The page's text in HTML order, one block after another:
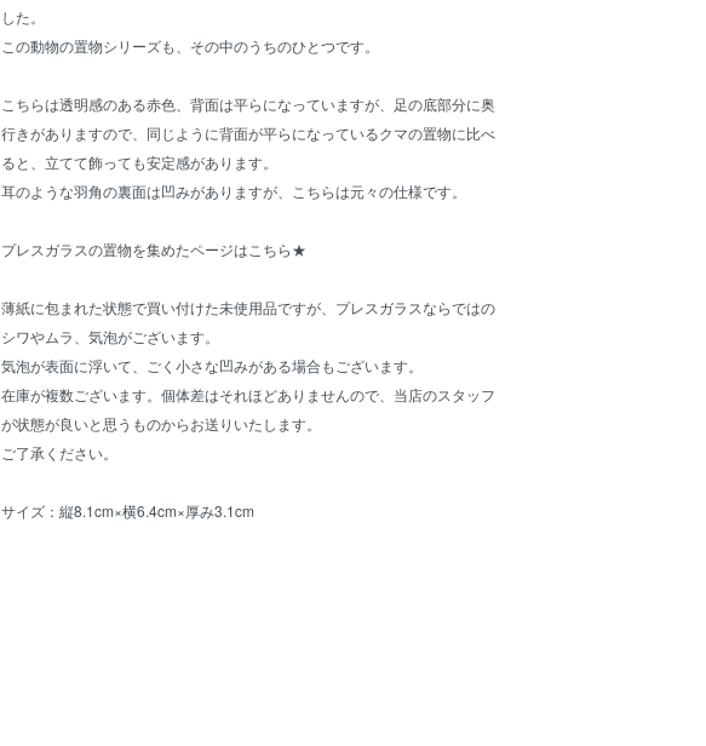
した。
この動物の置物シリーズも、その中のうちのひとつです。
こちらは透明感のある赤色、背面は平らになっていますが、足の底部分に奥
行きがありますので、同じように背面が平らになっているクマの置物に比べ
ると、立てて飾っても安定感があります。
耳のような羽角の裏面は凹みがありますが、こちらは元々の仕様です。
プレスガラスの置物を集めたページはこちら★
薄紙に包まれた状態で買い付けた未使用品ですが、プレスガラスならではの
シワやムラ、気泡がございます。
気泡が表面に浮いて、ごく小さな凹みがある場合もございます。
在庫が複数ございます。個体差はそれほどありませんので、当店のスタッフ
が状態が良いと思うものからお送りいたします。
ご了承ください。
サイズ：縦8.1cm×横6.4cm×厚み3.1cm